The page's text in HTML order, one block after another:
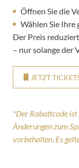
Öffnen Sie die
Wählen Sie Ihre
Der Preis
– nur solange der
JETZT
*Der Rabattcode
Änderungen zum
vorbehalten. Es